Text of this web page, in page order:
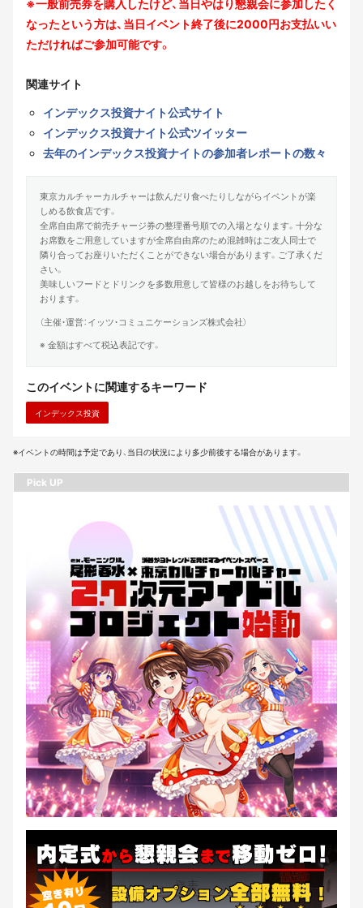
※一般前売券を購入したけど、当日やはり懇親会に参加したく
なったという方は、当日イベント終了後に2000円お支払いい
ただければご参加可能です。
関連サイト
インデックス投資ナイト公式サイト
インデックス投資ナイト公式ツイッター
去年のインデックス投資ナイトの参加者レポートの数々
東京カルチャーカルチャーは飲んだり食べたりしながらイベントが楽
しめる飲食店です。
全席自由席で前売チャージ券の整理番号順での入場となります。十分な
お席数をご用意していますが全席自由席のため混雑時はご友人同士で
隣り合ってお座りいただくことができない場合があります。ご了承くだ
さい。
美味しいフードとドリンクを多数用意して皆様のお越しをお待ちして
おります。
（主催・運営：イッツ・コミュニケーションズ株式会社）
※ 金額はすべて税込表記です。
このイベントに関連するキーワード
インデックス投資
※イベントの時間は予定であり、当日の状況により多少前後する場合があります。
Pick UP